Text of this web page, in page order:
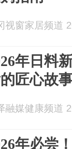
视窗家居频道
年日料
匠心故
融媒健康频道
年必尝